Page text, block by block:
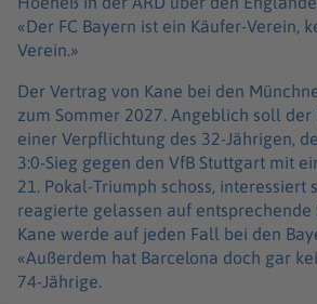
«Der FC Bayern ist ein Käufer-Verein,
Verein.»
Der Vertrag von Kane bei den
zum Sommer 2027. Angeblich soll der
einer Verpflichtung des 32-Jährigen,
3:0-Sieg gegen den VfB Stuttgart mit
21. Pokal-Triumph schoss, interessiert
reagierte gelassen auf entsprechende
Kane werde auf jeden Fall bei den
«Außerdem hat Barcelona doch gar
74-Jährige.